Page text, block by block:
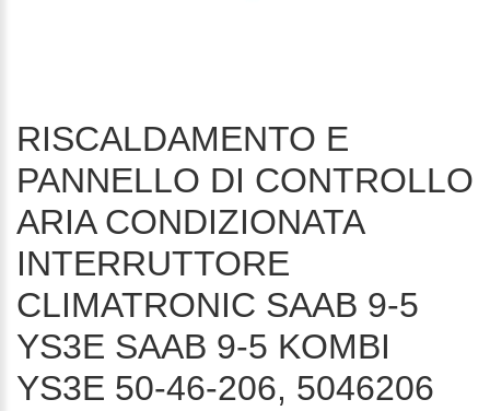
RISCALDAMENTO E
PANNELLO DI CONTROLLO
ARIA CONDIZIONATA
INTERRUTTORE
CLIMATRONIC SAAB 9-5
YS3E SAAB 9-5 KOMBI
YS3E 50-46-206, 5046206